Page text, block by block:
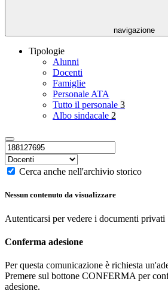
navigazione
Tipologie
Alunni
Docenti
Famiglie
Personale ATA
Tutto il personale 3
Albo sindacale 2
Cerca anche nell'archivio storico
Nessun contenuto da visualizzare
Autenticarsi per vedere i documenti privati
Conferma adesione
Per questa comunicazione è richiesta
Premere sul bottone CONFERMA per
adesione.